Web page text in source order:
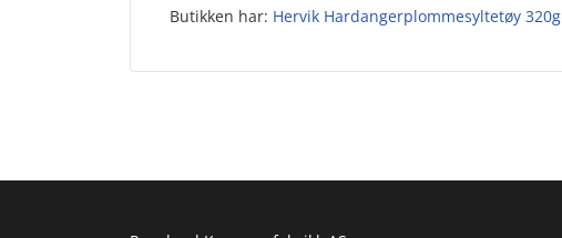
Butikken har: Hervik Hardangerplommesyltetøy 320g